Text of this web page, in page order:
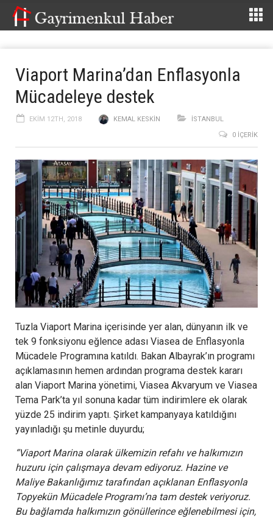
Viaport Marina’dan Enflasyonla
Mücadeleye destek
EKIM 12TH, 2018 KEMAL KESKIN
İSTANBUL
0 İÇERIK
Tuzla Viaport Marina içerisinde yer alan, dünyanın ilk ve
tek 9 fonksiyonu eğlence adası Viasea de Enflasyonla
Mücadele Programına katıldı. Bakan Albayrak’ın programı
açıklamasının hemen ardından programa destek kararı
alan Viaport Marina yönetimi, Viasea Akvaryum ve Viasea
Tema Park’ta yıl sonuna kadar tüm indirimlere ek olarak
yüzde 25 indirim yaptı. Şirket kampanyaya katıldığını
yayınladığı şu metinle duyurdu;
“Viaport Marina olarak ülkemizin refahı ve halkımızın
huzuru için çalışmaya devam ediyoruz. Hazine ve
Maliye Bakanlığımız tarafından açıklanan Enflasyonla
Topyekün Mücadele Programı’na tam destek veriyoruz.
Bu bağlamda halkımızın gönüllerince eğlenebilmesi için,